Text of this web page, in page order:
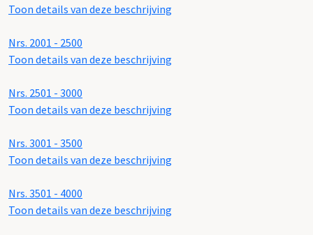
Toon details van deze beschrijving
Nrs. 2001 - 2500
Toon details van deze beschrijving
Nrs. 2501 - 3000
Toon details van deze beschrijving
Nrs. 3001 - 3500
Toon details van deze beschrijving
Nrs. 3501 - 4000
Toon details van deze beschrijving